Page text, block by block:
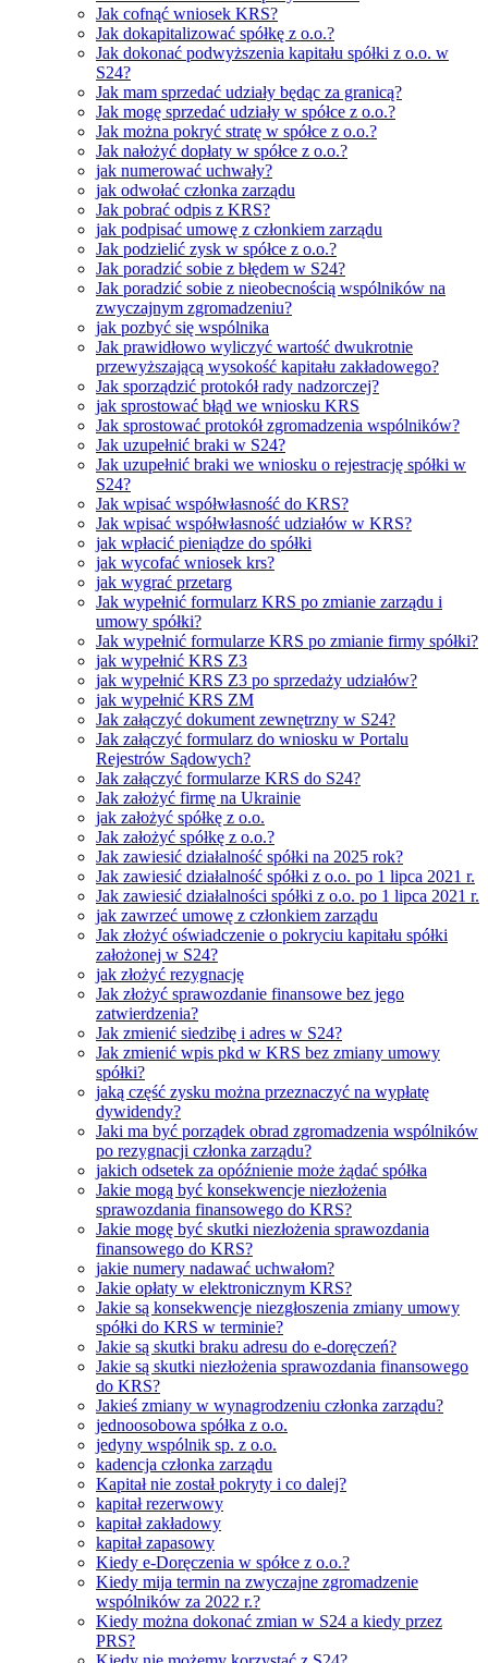
Jak cofnąć wniosek KRS?
Jak dokapitalizować spółkę z o.o.?
Jak dokonać podwyższenia kapitału spółki z o.o. w
S24?
Jak mam sprzedać udziały będąc za granicą?
Jak mogę sprzedać udziały w spółce z o.o.?
Jak można pokryć stratę w spółce z o.o.?
Jak nałożyć dopłaty w spółce z o.o.?
jak numerować uchwały?
jak odwołać członka zarządu
Jak pobrać odpis z KRS?
jak podpisać umowę z członkiem zarządu
Jak podzielić zysk w spółce z o.o.?
Jak poradzić sobie z błędem w S24?
Jak poradzić sobie z nieobecnością wspólników na
zwyczajnym zgromadzeniu?
jak pozbyć się wspólnika
Jak prawidłowo wyliczyć wartość dwukrotnie
przewyższającą wysokość kapitału zakładowego?
Jak sporządzić protokół rady nadzorczej?
jak sprostować błąd we wniosku KRS
Jak sprostować protokół zgromadzenia wspólników?
Jak uzupełnić braki w S24?
Jak uzupełnić braki we wniosku o rejestrację spółki w
S24?
Jak wpisać współwłasność do KRS?
Jak wpisać współwłasność udziałów w KRS?
jak wpłacić pieniądze do spółki
jak wycofać wniosek krs?
jak wygrać przetarg
Jak wypełnić formularz KRS po zmianie zarządu i
umowy spółki?
Jak wypełnić formularze KRS po zmianie firmy spółki?
jak wypełnić KRS Z3
jak wypełnić KRS Z3 po sprzedaży udziałów?
jak wypełnić KRS ZM
Jak załączyć dokument zewnętrzny w S24?
Jak załączyć formularz do wniosku w Portalu
Rejestrów Sądowych?
Jak załączyć formularze KRS do S24?
Jak założyć firmę na Ukrainie
jak założyć spółkę z o.o.
Jak założyć spółkę z o.o.?
Jak zawiesić działalność spółki na 2025 rok?
Jak zawiesić działalność spółki z o.o. po 1 lipca 2021 r.
Jak zawiesić działalności spółki z o.o. po 1 lipca 2021 r.
jak zawrzeć umowę z członkiem zarządu
Jak złożyć oświadczenie o pokryciu kapitału spółki
założonej w S24?
jak złożyć rezygnację
Jak złożyć sprawozdanie finansowe bez jego
zatwierdzenia?
Jak zmienić siedzibę i adres w S24?
Jak zmienić wpis pkd w KRS bez zmiany umowy
spółki?
jaką część zysku można przeznaczyć na wypłatę
dywidendy?
Jaki ma być porządek obrad zgromadzenia wspólników
po rezygnacji członka zarządu?
jakich odsetek za opóźnienie może żądać spółka
Jakie mogą być konsekwencje niezłożenia
sprawozdania finansowego do KRS?
Jakie mogę być skutki niezłożenia sprawozdania
finansowego do KRS?
jakie numery nadawać uchwałom?
Jakie opłaty w elektronicznym KRS?
Jakie są konsekwencje niezgłoszenia zmiany umowy
spółki do KRS w terminie?
Jakie są skutki braku adresu do e-doręczeń?
Jakie są skutki niezłożenia sprawozdania finansowego
do KRS?
Jakieś zmiany w wynagrodzeniu członka zarządu?
jednoosobowa spółka z o.o.
jedyny wspólnik sp. z o.o.
kadencja członka zarządu
Kapitał nie został pokryty i co dalej?
kapitał rezerwowy
kapitał zakładowy
kapitał zapasowy
Kiedy e-Doręczenia w spółce z o.o.?
Kiedy mija termin na zwyczajne zgromadzenie
wspólników za 2022 r.?
Kiedy można dokonać zmian w S24 a kiedy przez
PRS?